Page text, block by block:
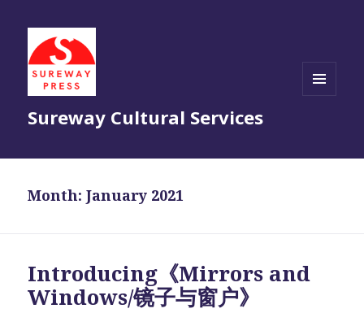
Sureway Cultural Services
Month:January 2021
Introducing《Mirrors and
Windows/镜子与窗户》